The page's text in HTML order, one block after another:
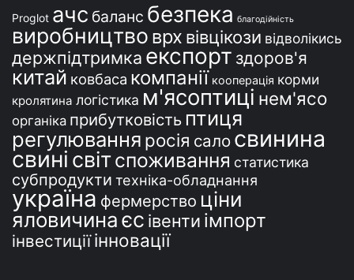
Proglot ачс баланс безпека благодійність
виробництво врх вівцікози відволікись
держпідтримка експорт здоров'я
китай ковбаса компанії кооперація корми
кролятина логістика м'ясоптиці нем'ясо
органіка прибутковість птиця
регулювання росія сало свинина
свині світспоживання статистика
субпродукти техніка-обладнання
україна фермерство ціни
яловичинаєс івенти імпорт
інвестиції інновації